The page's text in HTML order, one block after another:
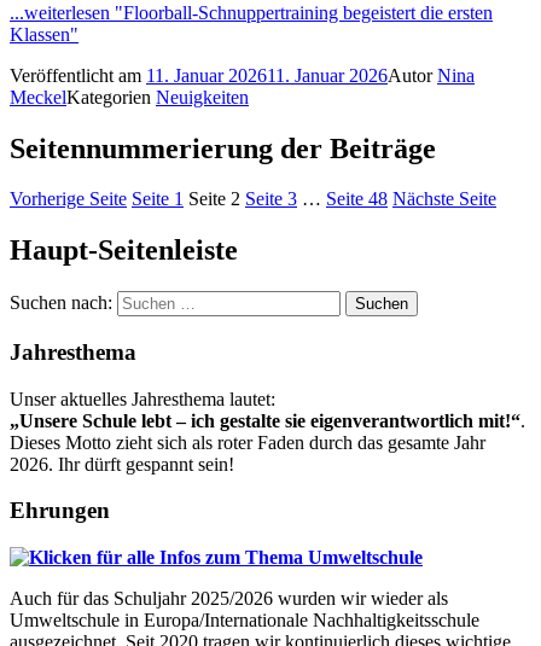
...weiterlesen "Floorball-Schnuppertraining begeistert die ersten
Klassen"
Veröffentlicht am 11. Januar 202611. Januar 2026AutorNina
MeckelKategorien Neuigkeiten
Seitennummerierung der Beiträge
Vorherige Seite Seite 1 Seite 2 Seite 3 … Seite 48 Nächste Seite
Haupt-Seitenleiste
Suchen nach:
Jahresthema
Unser aktuelles Jahresthema lautet:
„Unsere Schule lebt – ich gestalte sie eigenverantwortlich mit!“.
Dieses Motto zieht sich als roter Faden durch das gesamte Jahr
2026. Ihr dürft gespannt sein!
Ehrungen
Auch für das Schuljahr 2025/2026 wurden wir wieder als
Umweltschule in Europa/Internationale Nachhaltigkeitsschule
ausgezeichnet. Seit 2020 tragen wir kontinuierlich dieses wichtige